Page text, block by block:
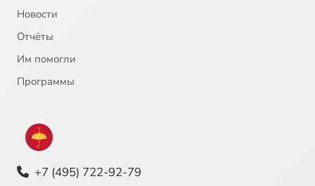
Новости
Отчёты
Им помогли
Программы
+7 (495) 722-92-79